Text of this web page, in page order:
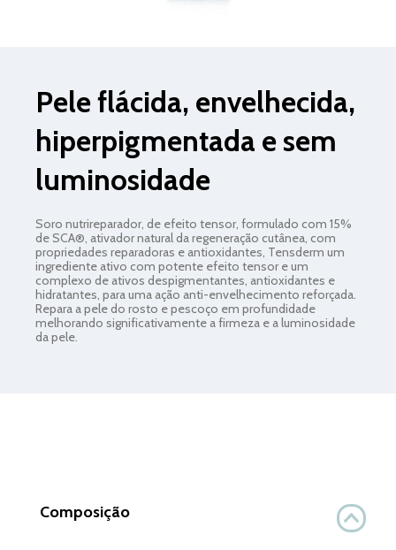
Pele flácida, envelhecida,
hiperpigmentada e sem
luminosidade
Soro nutrireparador, de efeito tensor, formulado com 15%
de SCA®, ativador natural da regeneração cutânea, com
propriedades reparadoras e antioxidantes, Tensderm um
ingrediente ativo com potente efeito tensor e um
complexo de ativos despigmentantes, antioxidantes e
hidratantes, para uma ação anti-envelhecimento reforçada.
Repara a pele do rosto e pescoço em profundidade
melhorando significativamente a firmeza e a luminosidade
da pele.
Composição